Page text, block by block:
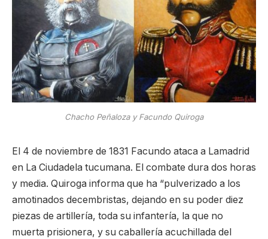
Chacho Peñaloza y Facundo Quiroga
El 4 de noviembre de 1831 Facundo ataca a Lamadrid
en La Ciudadela tucumana. El combate dura dos horas
y media. Quiroga informa que ha “pulverizado a los
amotinados decembristas, dejando en su poder diez
piezas de artillería, toda su infantería, la que no
muerta prisionera, y su caballería acuchillada del